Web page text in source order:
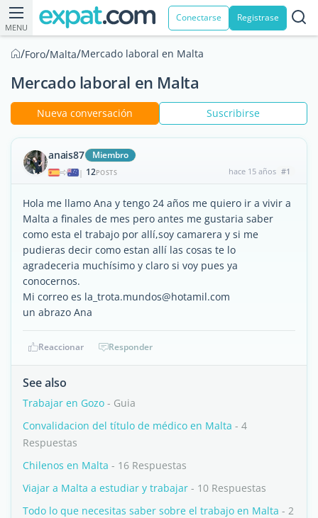
MENU
Conectarse Registrase
/Foro/Malta/Mercado laboral en Malta
Mercado laboral en Malta
Nueva conversación Suscribirse
anais87 Miembro
| 12POSTS hace 15 años #1
Hola me llamo Ana y tengo 24 años me quiero ir a vivir a
Malta a finales de mes pero antes me gustaria saber
como esta el trabajo por allí,soy camarera y si me
pudieras decir como estan allí las cosas te lo
agradeceria muchísimo y claro si voy pues ya
conocernos.
Mi correo es la_trota.mundos@hotamil.com
un abrazo Ana
Reaccionar Responder
See also
Trabajar en Gozo - Guia
Convalidacion del título de médico en Malta - 4
Respuestas
Chilenos en Malta - 16 Respuestas
Viajar a Malta a estudiar y trabajar - 10 Respuestas
Todo lo que necesitas saber sobre el trabajo en Malta - 2